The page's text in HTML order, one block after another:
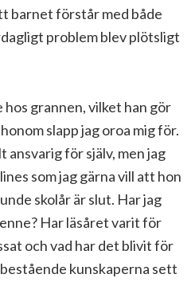
barnet förstår med både
problem blev plötsligt
grannen, vilket han gör
slapp jag oroa mig för.
ansvarig för själv, men jag
som jag gärna vill att hon
skolår är slut. Har jag
Har läsåret varit för
och vad har det blivit för
kunskaperna sett